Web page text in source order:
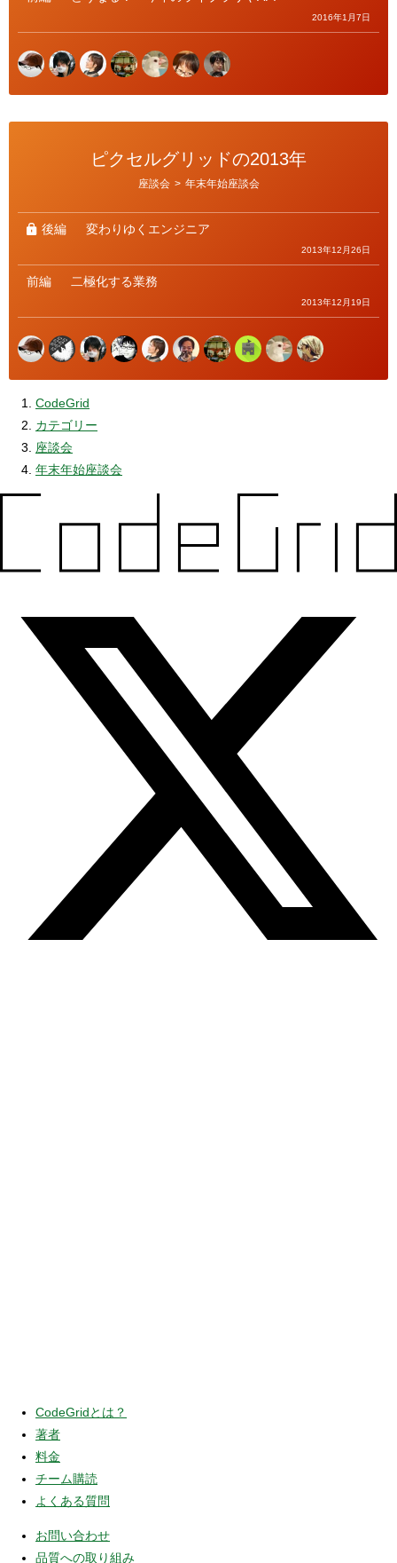
2016年1月7日
ピクセルグリッドの2013年
リ
ー
座談会 > 年末年始座談会
後編 変わりゆくエンジニア
2013年12月26日
前編 二極化する業務
2013年12月19日
CodeGrid
カテゴリー
座談会
年末年始座談会
CodeGridとは？
著者
料金
チーム購読
よくある質問
お問い合わせ
品質への取り組み